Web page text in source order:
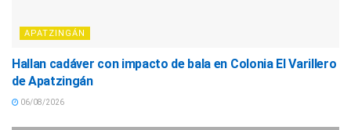
APATZINGÁN
Hallan cadáver con impacto de bala en Colonia El Varillero
de Apatzingán
06/08/2026